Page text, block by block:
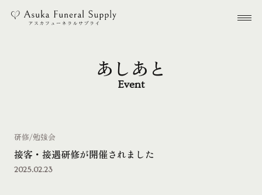
メ
あしあと
Event
接客・接遇研修が開催されました
研修/勉強会
2025.02.23